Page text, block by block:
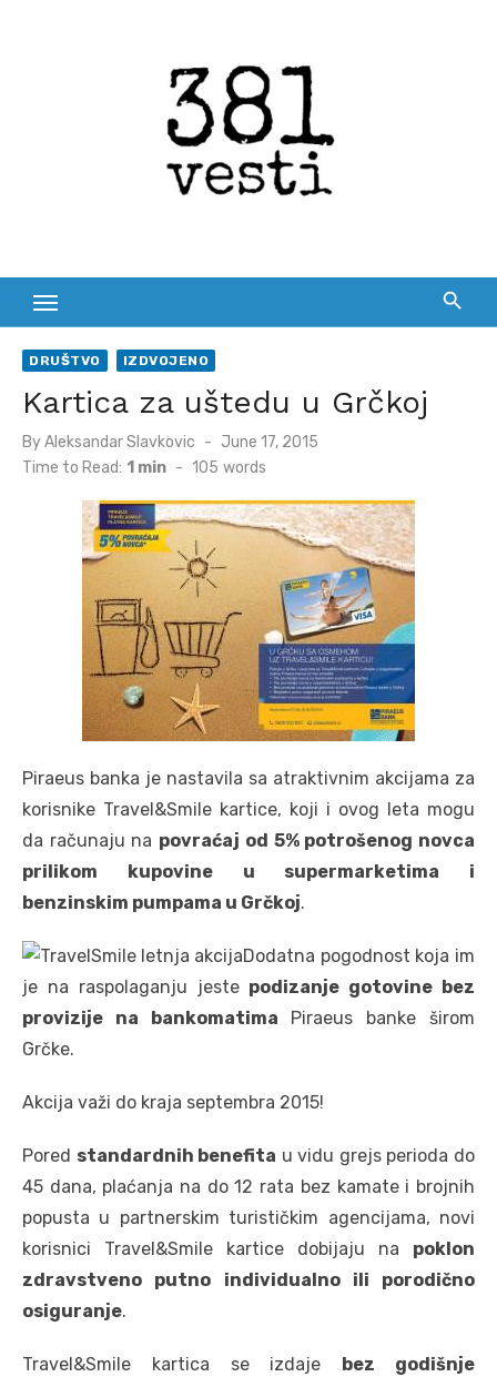
DRUŠTVO IZDVOJENO
Kartica za uštedu u Grčkoj
ByAleksandar Slavkovic
Posted
on
June 17, 2015
Time to Read: 1 min - 105 words
Piraeus banka je nastavila sa atraktivnim akcijama za
korisnike Travel&Smile kartice, koji i ovog leta mogu
da računaju na povraćaj od 5% potrošenog novca
prilikom kupovine u supermarketima i
benzinskim pumpama u Grčkoj.
Dodatna pogodnost koja im
je na raspolaganju jeste podizanje gotovine bez
provizije na bankomatima Piraeus banke širom
Grčke.
Akcija važi do kraja septembra 2015!
Pored standardnih benefita u vidu grejs perioda do
45 dana, plaćanja na do 12 rata bez kamate i brojnih
popusta u partnerskim turističkim agencijama, novi
korisnici Travel&Smile kartice dobijaju na poklon
zdravstveno putno individualno ili porodično
osiguranje.
Travel&Smile kartica se izdaje bez godišnje